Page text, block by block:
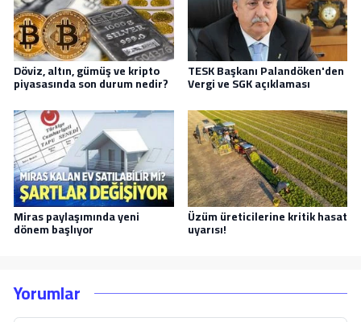
Döviz, altın, gümüş ve kripto
piyasasında son durum nedir?
TESK Başkanı Palandöken'den
Vergi ve SGK açıklaması
Miras paylaşımında yeni
dönem başlıyor
Üzüm üreticilerine kritik hasat
uyarısı!
Yorumlar